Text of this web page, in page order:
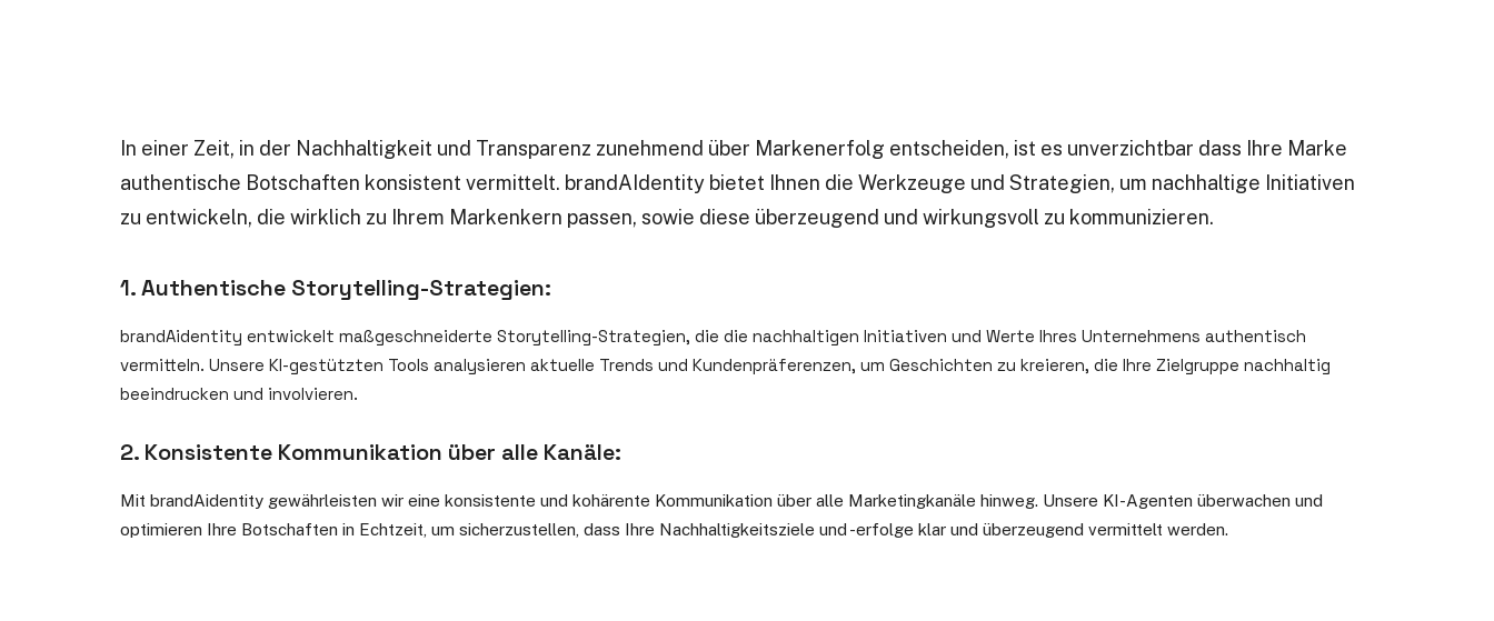
In einer Zeit, in der Nachhaltigkeit und Transparenz zunehmend über Markenerfolg entscheiden, ist es unverzichtbar dass Ihre Marke
authentische Botschaften konsistent vermittelt. brandAIdentity bietet Ihnen die Werkzeuge und Strategien, um nachhaltige Initiativen
zu entwickeln, die wirklich zu Ihrem Markenkern passen, sowie diese überzeugend und wirkungsvoll zu kommunizieren.
1. Authentische Storytelling-Strategien:
brandAidentity entwickelt maßgeschneiderte Storytelling-Strategien, die die nachhaltigen Initiativen und Werte Ihres Unternehmens authentisch
vermitteln. Unsere KI-gestützten Tools analysieren aktuelle Trends und Kundenpräferenzen, um Geschichten zu kreieren, die Ihre Zielgruppe nachhaltig
beeindrucken und involvieren.
2. Konsistente Kommunikation über alle Kanäle:
Mit brandAidentity gewährleisten wir eine konsistente und kohärente Kommunikation über alle Marketingkanäle hinweg. Unsere KI-Agenten überwachen und
optimieren Ihre Botschaften in Echtzeit, um sicherzustellen, dass Ihre Nachhaltigkeitsziele und -erfolge klar und überzeugend vermittelt werden.